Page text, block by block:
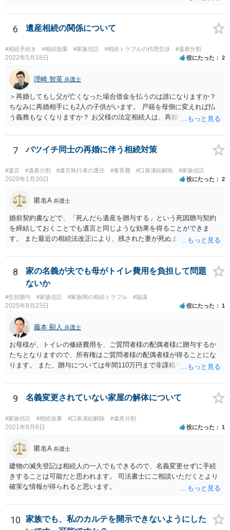
考えてご判断いただくのが良いと思います。
6 遺産相続の関係について
#相続手続き #相続放棄 #家族信託 #相続トラブルの代理交渉 #遺産分割
2022年5月18日 役にたった 2
理崎 智英 弁護士
＞再婚してもし父が亡くなった場合借金を払うのは誰になりますか？
ちなみに再婚相手にも2人の子供がいます。 戸籍を母側に変えれば払
う義務もなくなりますか？ お父様の法定相続人は、再婚相手とご相談
戸籍がどこにあるのかは関係ありません。 ただし、お父様が亡くなっ
たことを知ってから３か月以内に家庭裁判所にて「相続放棄」の手続
7 バツイチ同士の再婚に伴う相続対策
#遺言 #遺産分割 #遺言執行者の選任 #養育費 #口座凍結解除 #家族信託
2020年1月20日 役にたった 2
匿名A 弁護士
婚前契約書などで、「死んだら遺産を贈与する」という死因贈与契約
を締結しておくことでも遺言と同じような効果を得ることができま
す。 また最近の相続法改正により、残された妻が死ぬまで家に住み続
で、その制度を活用する方法も考えられます。 もし契約書の作成まで
視野に入れておられる場合は、お近くの弁護士、できれば相続に強い
弁護士にご相談なさるとよいでしょう。
8
家の名義が夫でも母がトイレ費用を負担して問題
ないか
#生前贈与 #家族信託 #家族間の相続トラブル #協議
2025年8月23日 役にたった 1
藤本 顯人 弁護士
お母様が、トイレの修繕費用を、ご質問者様の配偶者様に贈与するか
たちとなりますので、所有権はご質問者様の配偶者様が得ることにな
ります。 また、贈与については年間110万円まで非課税であり、トイ
9 名義変更されていない家屋の解体について
#家族信託 #相続放棄 #口座凍結解除 #遺産分割
2021年8月6日 役にたった 1
匿名A 弁護士
建物の滅失登記は相続人の一人でもできるので、名義変更せずに手続
きすることは可能だと思われます。 司法書士にご相談いただくとより
確実な情報が得られると思います。
10
家族でも、私のカルテを開示できないようにした